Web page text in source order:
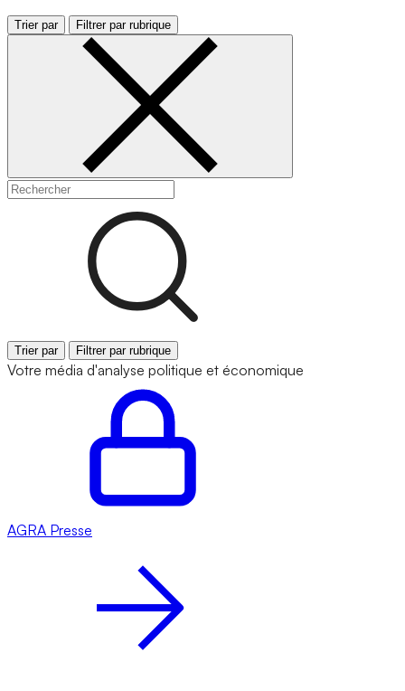
Trier par Filtrer par rubrique
Trier par Filtrer par rubrique
Votre média d'analyse politique et économique
AGRA Presse